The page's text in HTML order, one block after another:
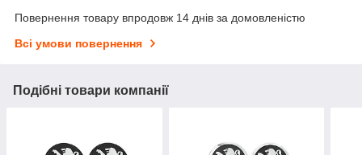
Повернення товару впродовж 14 днів за домовленістю
Всі умови повернення
Подібні товари компанії